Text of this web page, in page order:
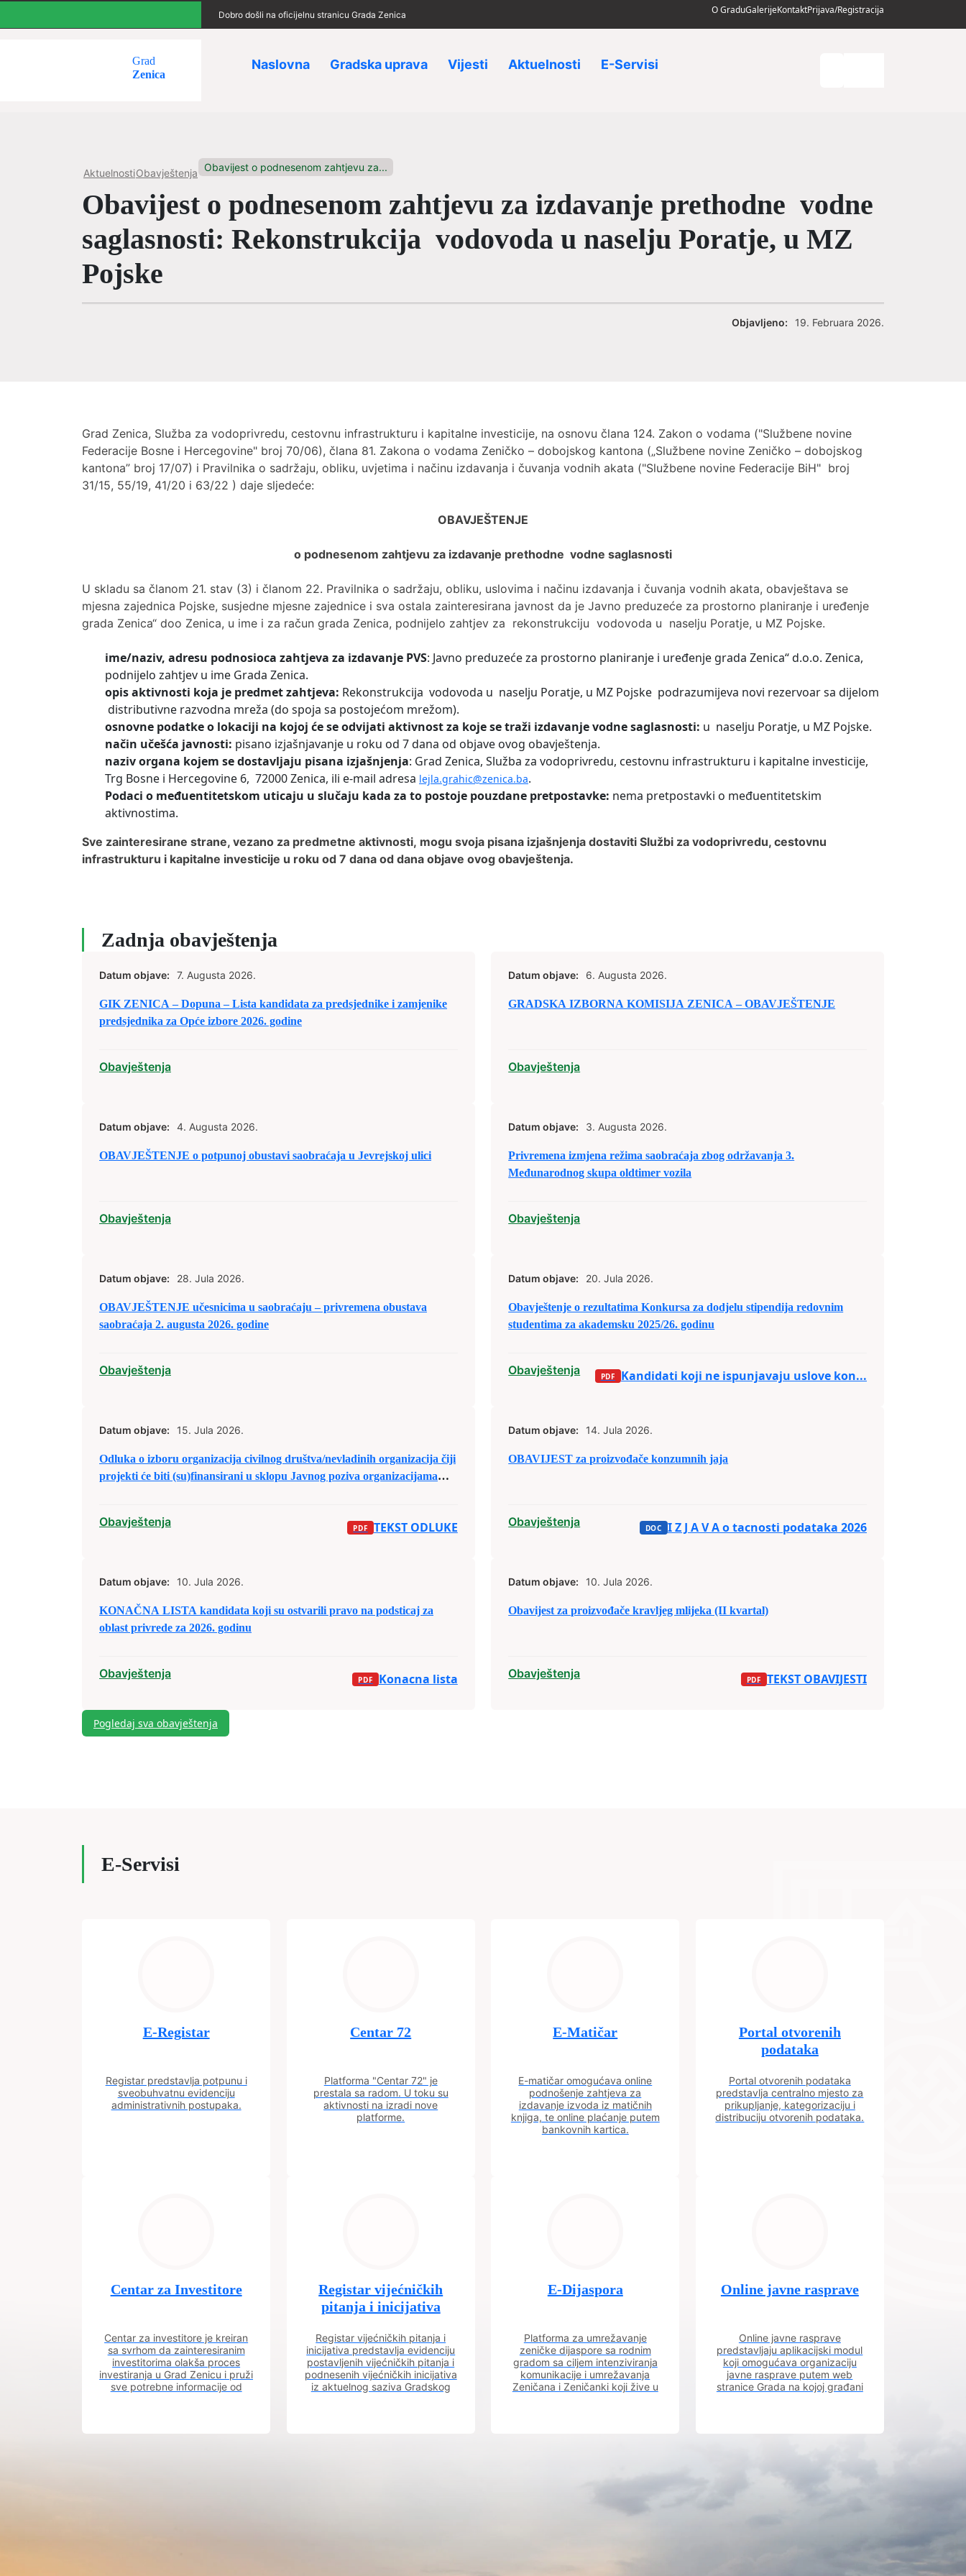
Dobro došli na oficijelnu stranicu Grada Zenica O GraduGalerijeKontaktPrijava/Registracija
Grad
Zenica
Naslovna Gradska uprava Vijesti Aktuelnosti E-Servisi
AktuelnostiObavještenja Obavijest o podnesenom zahtjevu za...
Obavijest o podnesenom zahtjevu za izdavanje prethodne vodne
saglasnosti: Rekonstrukcija vodovoda u naselju Poratje, u MZ
Pojske
Objavljeno: 19. Februara 2026.
Grad Zenica, Služba za vodoprivredu, cestovnu infrastrukturu i kapitalne investicije, na osnovu člana 124. Zakon o vodama ("Službene novine
Federacije Bosne i Hercegovine" broj 70/06), člana 81. Zakona o vodama Zeničko – dobojskog kantona („Službene novine Zeničko – dobojskog
kantona” broj 17/07) i Pravilnika o sadržaju, obliku, uvjetima i načinu izdavanja i čuvanja vodnih akata ("Službene novine Federacije BiH" broj
31/15, 55/19, 41/20 i 63/22 ) daje sljedeće:
OBAVJEŠTENJE
o podnesenom zahtjevu za izdavanje prethodne vodne saglasnosti
U skladu sa članom 21. stav (3) i članom 22. Pravilnika o sadržaju, obliku, uslovima i načinu izdavanja i čuvanja vodnih akata, obavještava se
mjesna zajednica Pojske, susjedne mjesne zajednice i sva ostala zainteresirana javnost da je Javno preduzeće za prostorno planiranje i uređenje
grada Zenica“ doo Zenica, u ime i za račun grada Zenica, podnijelo zahtjev za rekonstrukciju vodovoda u naselju Poratje, u MZ Pojske.
ime/naziv, adresu podnosioca zahtjeva za izdavanje PVS: Javno preduzeće za prostorno planiranje i uređenje grada Zenica“ d.o.o. Zenica,
podnijelo zahtjev u ime Grada Zenica.
opis aktivnosti koja je predmet zahtjeva: Rekonstrukcija vodovoda u naselju Poratje, u MZ Pojske podrazumijeva novi rezervoar sa dijelom
distributivne razvodna mreža (do spoja sa postojećom mrežom).
osnovne podatke o lokaciji na kojoj će se odvijati aktivnost za koje se traži izdavanje vodne saglasnosti: u naselju Poratje, u MZ Pojske.
način učešća javnosti: pisano izjašnjavanje u roku od 7 dana od objave ovog obavještenja.
naziv organa kojem se dostavljaju pisana izjašnjenja: Grad Zenica, Služba za vodoprivredu, cestovnu infrastrukturu i kapitalne investicije,
Trg Bosne i Hercegovine 6, 72000 Zenica, ili e-mail adresa lejla.grahic@zenica.ba.
Podaci o međuentitetskom uticaju u slučaju kada za to postoje pouzdane pretpostavke: nema pretpostavki o međuentitetskim
aktivnostima.
Sve zainteresirane strane, vezano za predmetne aktivnosti, mogu svoja pisana izjašnjenja dostaviti Službi za vodoprivredu, cestovnu
infrastrukturu i kapitalne investicije u roku od 7 dana od dana objave ovog obavještenja.
Zadnja obavještenja
Datum objave: 7. Augusta 2026.
GIK ZENICA – Dopuna – Lista kandidata za predsjednike i zamjenike
predsjednika za Opće izbore 2026. godine
Obavještenja
Datum objave: 6. Augusta 2026.
GRADSKA IZBORNA KOMISIJA ZENICA – OBAVJEŠTENJE
Obavještenja
Datum objave: 4. Augusta 2026.
OBAVJEŠTENJE o potpunoj obustavi saobraćaja u Jevrejskoj ulici
Obavještenja
Datum objave: 3. Augusta 2026.
Privremena izmjena režima saobraćaja zbog održavanja 3.
Međunarodnog skupa oldtimer vozila
Obavještenja
Datum objave: 28. Jula 2026.
OBAVJEŠTENJE učesnicima u saobraćaju – privremena obustava
saobraćaja 2. augusta 2026. godine
Obavještenja
Datum objave: 20. Jula 2026.
Obavještenje o rezultatima Konkursa za dodjelu stipendija redovnim
studentima za akademsku 2025/26. godinu
Obavještenja Kandidati koji ne ispunjavaju uslove kon...
Datum objave: 15. Jula 2026.
Odluka o izboru organizacija civilnog društva/nevladinih organizacija čiji
projekti će biti (su)finansirani u sklopu Javnog poziva organizacijama
2026. godinu.
Obavještenja TEKST ODLUKE
Datum objave: 14. Jula 2026.
OBAVIJEST za proizvođače konzumnih jaja
Obavještenja I Z J A V A o tacnosti podataka 2026
Datum objave: 10. Jula 2026.
KONAČNA LISTA kandidata koji su ostvarili pravo na podsticaj za
oblast privrede za 2026. godinu
Obavještenja Konacna lista
Datum objave: 10. Jula 2026.
Obavijest za proizvođače kravljeg mlijeka (II kvartal)
Obavještenja TEKST OBAVIJESTI
Pogledaj sva obavještenja
E-Servisi
E-Registar
Registar predstavlja potpunu i
sveobuhvatnu evidenciju
administrativnih postupaka.
Centar 72
Platforma "Centar 72" je
prestala sa radom. U toku su
aktivnosti na izradi nove
platforme.
E-Matičar
E-matičar omogućava online
podnošenje zahtjeva za
izdavanje izvoda iz matičnih
knjiga, te online plaćanje putem
bankovnih kartica.
Portal otvorenih
podataka
Portal otvorenih podataka
predstavlja centralno mjesto za
prikupljanje, kategorizaciju i
distribuciju otvorenih podataka.
Centar za Investitore
Centar za investitore je kreiran
sa svrhom da zainteresiranim
investitorima olakša proces
investiranja u Grad Zenicu i pruži
sve potrebne informacije od
Registar vijećničkih
pitanja i inicijativa
Registar vijećničkih pitanja i
inicijativa predstavlja evidenciju
postavljenih vijećničkih pitanja i
podnesenih vijećničkih inicijativa
iz aktuelnog saziva Gradskog
E-Dijaspora
Platforma za umrežavanje
zeničke dijaspore sa rodnim
gradom sa ciljem intenziviranja
komunikacije i umrežavanja
Zeničana i Zeničanki koji žive u
Online javne rasprave
Online javne rasprave
predstavljaju aplikacijski modul
koji omogućava organizaciju
javne rasprave putem web
stranice Grada na kojoj građani